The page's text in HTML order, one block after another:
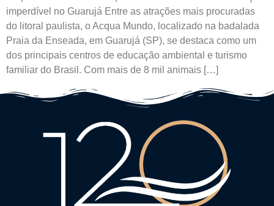
imperdível no Guarujá Entre as atrações mais procuradas
do litoral paulista, o Acqua Mundo, localizado na badalada
Praia da Enseada, em Guarujá (SP), se destaca como um
dos principais centros de educação ambiental e turismo
familiar do Brasil. Com mais de 8 mil animais […]